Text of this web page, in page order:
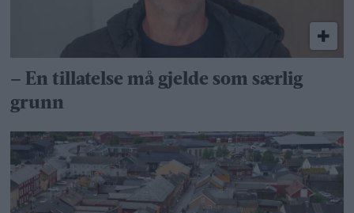
– En tillatelse må gjelde som særlig
grunn